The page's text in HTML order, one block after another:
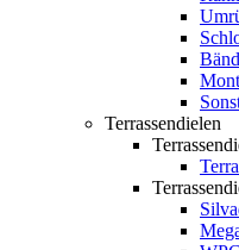
Terrassendielen